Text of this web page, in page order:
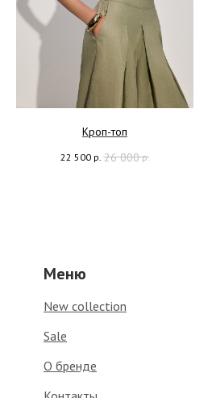
Кроп-топ
22 500 р. 26 000 р.
Меню
New collection
Sale
О бренде